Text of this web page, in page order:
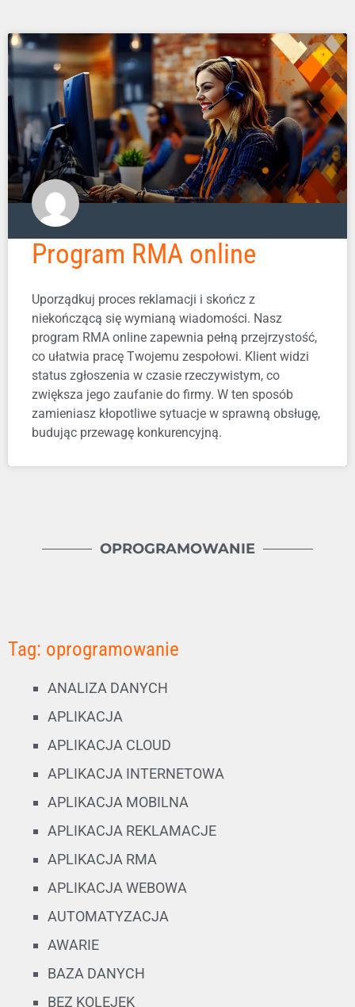
Program RMA online
Uporządkuj proces reklamacji i skończ z
niekończącą się wymianą wiadomości. Nasz
program RMA online zapewnia pełną przejrzystość,
co ułatwia pracę Twojemu zespołowi. Klient widzi
status zgłoszenia w czasie rzeczywistym, co
zwiększa jego zaufanie do firmy. W ten sposób
zamieniasz kłopotliwe sytuacje w sprawną obsługę,
budując przewagę konkurencyjną.
OPROGRAMOWANIE
Tag: oprogramowanie
ANALIZA DANYCH
APLIKACJA
APLIKACJA CLOUD
APLIKACJA INTERNETOWA
APLIKACJA MOBILNA
APLIKACJA REKLAMACJE
APLIKACJA RMA
APLIKACJA WEBOWA
AUTOMATYZACJA
AWARIE
BAZA DANYCH
BEZ KOLEJEK